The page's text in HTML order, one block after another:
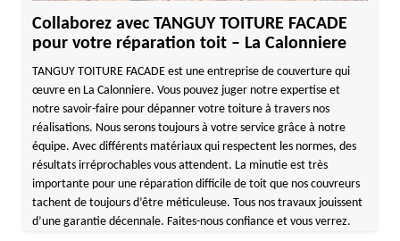
Collaborez avec TANGUY TOITURE FACADE
pour votre réparation toit – La Calonniere
TANGUY TOITURE FACADE est une entreprise de couverture qui
œuvre en La Calonniere. Vous pouvez juger notre expertise et
notre savoir-faire pour dépanner votre toiture à travers nos
réalisations. Nous serons toujours à votre service grâce à notre
équipe. Avec différents matériaux qui respectent les normes, des
résultats irréprochables vous attendent. La minutie est très
importante pour une réparation difficile de toit que nos couvreurs
tachent de toujours d’être méticuleuse. Tous nos travaux jouissent
d’une garantie décennale. Faites-nous confiance et vous verrez.